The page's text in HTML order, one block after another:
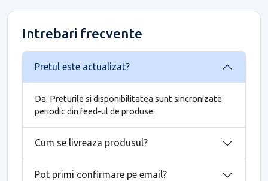
Intrebari frecvente
Pretul este actualizat?
Da. Preturile si disponibilitatea sunt sincronizate
periodic din feed-ul de produse.
Cum se livreaza produsul?
Pot primi confirmare pe email?